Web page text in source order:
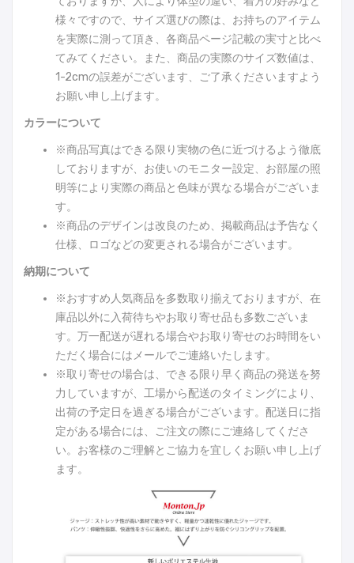
様々ですので、サイズ選びの際は、お持ちのアイテム
を実際に測って頂き、各商品ページ記載の実寸と比べ
てみてください。また、商品の実際のサイズ数値は、
1-2cmの誤差がございます、ご了承くださいますよう
お願い申し上げます。
カラーについて
※商品写真はできる限り実物の色に近づけるよう徹底
しておりますが、お使いのモニター設定、お部屋の照
明等により実際の商品と色味が異なる場合がございま
す。
※商品のデザインは改良のため、掲載商品は予告なく
仕様、ロゴなどの変更される場合がございます。
納期について
※おすすめ人気商品を多数取り揃えておりますが、在
庫品以外に入荷待ちやお取り寄せ品も多数ございま
す。万一配送が遅れる場合やお取り寄せのお時間をい
ただく場合にはメールでご連絡いたします。
※取り寄せの場合は、できる限り早く商品の発送を努
力していますが、工場から配送のタイミングにより、
出荷の予定日を過ぎる場合がございます。配送日に指
定がある場合には、ご注文の際にご連絡してくださ
い。お客様のご理解とご協力を宜しくお願い申し上げ
ます。